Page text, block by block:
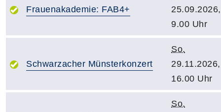
Frauenakademie: FAB4+
25.09.2026,
9.00 Uhr
Schwarzacher Münsterkonzert
So.
29.11.2026,
16.00 Uhr
So.